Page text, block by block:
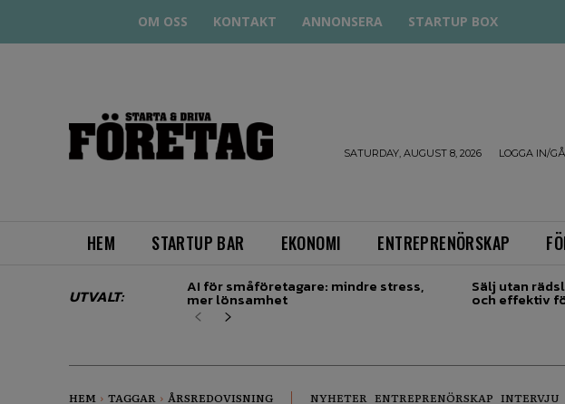
OM OSS KONTAKT ANNONSERA STARTUP BOX
SATURDAY, AUGUST 8, 2026 LOGGA IN/
HEM STARTUP BAR EKONOMI ENTREPRENÖRSKAP
UTVALT: AI för småföretagare: mindre stress,
mer lönsamhet
Sälj utan
och effektiv
HEM TAGGAR ÅRSREDOVISNING NYHETER ENTREPRENÖRSKAP INTERVJU